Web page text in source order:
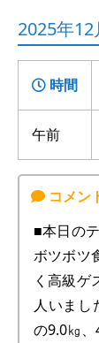
2025年
時間
午前
■本日の
ボツボツ
く高級ゲ
人いまし
の9.0㎏、